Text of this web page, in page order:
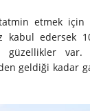
tatmin etmek
kabul edersek
var.
geldiği kadar